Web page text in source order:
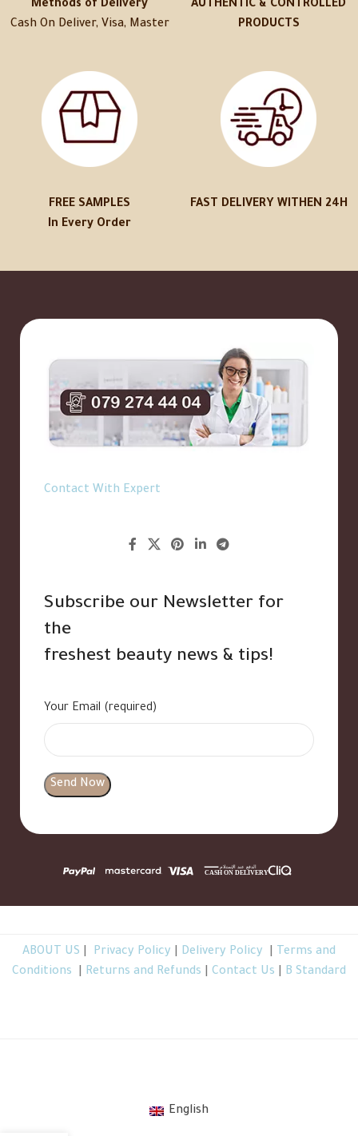
Methods of Delivery
Cash On Deliver, Visa, Master
AUTHENTIC & CONTROLLED
PRODUCTS
FREE SAMPLES
In Every Order
FAST DELIVERY WITHEN 24H
Contact With Expert
Subscribe our Newsletter for
the
freshest beauty news & tips!
Your Email (required)
ABOUT US Privacy Policy Delivery Policy
Terms and
Conditions
Returns and Refunds Contact Us B Standard
English